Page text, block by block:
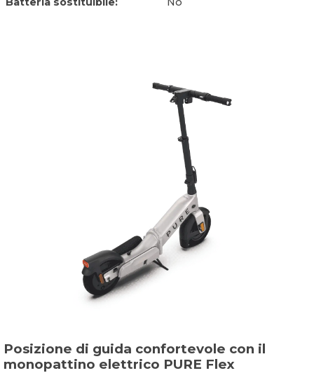
Posizione di guida confortevole con il
monopattino elettrico PURE Flex